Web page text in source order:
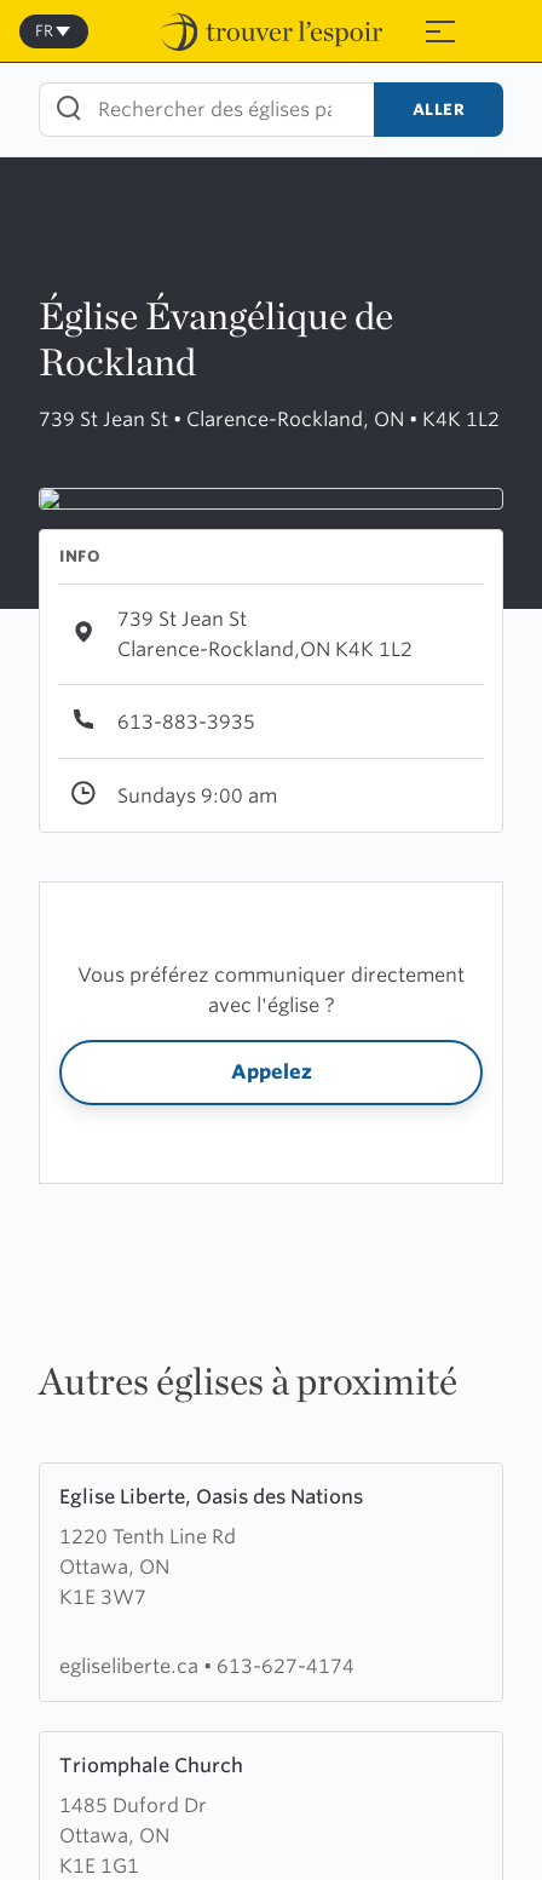
Skip
content
≡
FR
ALLER
Église Évangélique de
Rockland
739 St Jean St • Clarence-Rockland, ON • K4K 1L2
INFO
739 St Jean St
Clarence-Rockland,ON K4K 1L2
613-883-3935
Sundays 9:00 am
Vous préférez communiquer directement
avec l'église ?
Appelez
Autres églises à proximité
Eglise Liberte, Oasis des Nations
1220 Tenth Line Rd
Ottawa, ON
K1E 3W7
more
about
Eglise
Liberte,
desegliseliberte.ca • 613-627-4174
Triomphale Church
1485 Duford Dr
Ottawa, ON
K1E 1G1
more
about
Triomphale
Church